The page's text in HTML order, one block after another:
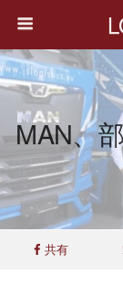
MAN、
共有